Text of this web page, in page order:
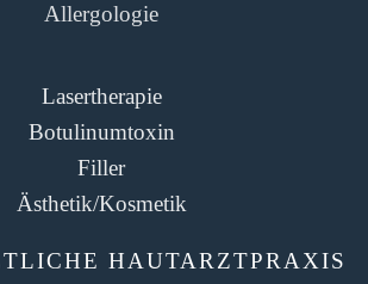
Allergologie
Lasertherapie
Botulinumtoxin
Filler
Ästhetik/­Kosmetik
HAUTARZTPRAXIS